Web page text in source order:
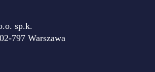
sp.k.
797 Warszawa